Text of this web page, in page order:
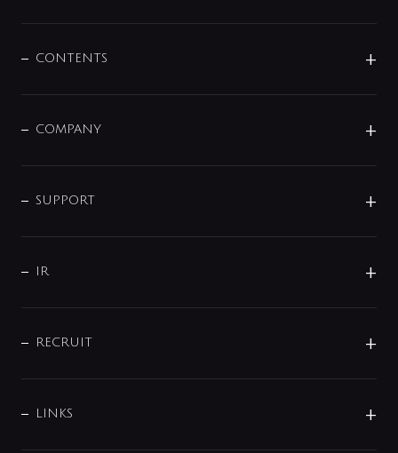
その他
センサー・タッチ水栓
単水栓
分岐
配管システム
バス・空調周辺用品
トイレ周辺用品
CONTENTS
じぶんシャワーが見つかる
COMPANY
企業理念
会社概要
事業所案内
SUPPORT
よくあるご質問
データダウンロード
みらいエコ住宅2026事業
IR
IRニュース
IRライブラリ
RECRUIT
募集要項
LINKS